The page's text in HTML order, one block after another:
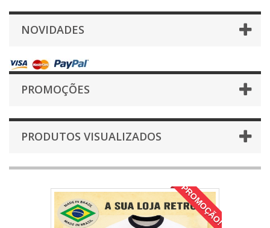
NOVIDADES
PROMOÇÕES
PRODUTOS VISUALIZADOS
PROMOÇÃO!